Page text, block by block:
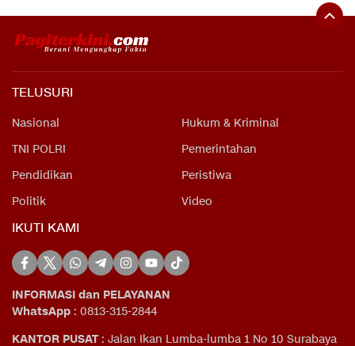
TELUSURI
Nasional
Hukum & Kriminal
TNI POLRI
Pemerintahan
Pendidikan
Peristiwa
Politik
Video
IKUTI KAMI
INFORMASI dan PELAYANAN
WhatsApp : 0813-315-2844
KANTOR PUSAT: Jalan Ikan Lumba-lumba 1 No 10 Surabaya